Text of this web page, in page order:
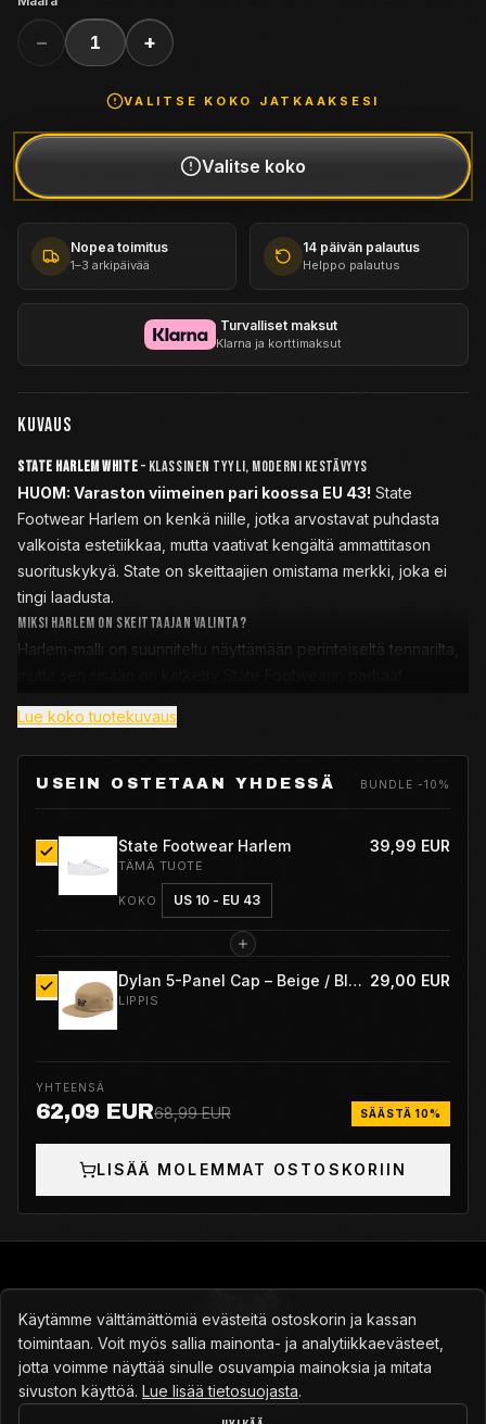
− 1 +
VALITSE KOKO JATKAAKSESI
Valitse koko
Nopea toimitus
1–3 arkipäivää
14 päivän palautus
Helppo palautus
Turvalliset maksut
Klarna ja korttimaksut
KUVAUS
State Harlem White– Klassinen tyyli, moderni kestävyys
HUOM: Varaston viimeinen pari koossa EU 43! State
Footwear Harlem on kenkä niille, jotka arvostavat puhdasta
valkoista estetiikkaa, mutta vaativat kengältä ammattitason
suorituskykyä. State on skeittaajien omistama merkki, joka ei
tingi laadusta.
Miksi Harlem on skeittaajan valinta?
Harlem-malli on suunniteltu näyttämään perinteiseltä tennarilta,
Duraflick™-suojaus:
huomaamaton kumikerros. Vaikka pinta kuluisi, Duraflick
pitää kengän kasassa ja sukat ehjinä.
Double Wrap -pohja:Pohjan kumi on kääritty kahdesti,
perus-vulkkarit.
Huippuluokan vaimennus:Toisin kuin halvoissa kengissä,
Harlemissa on aito PU-pohjallinen
vaan suojaa kantapäitäsi sessioista toiseen.
HT Drag™ -pohja:Ulkopohjan kumi on vahvistettu eniten
kuluvista kohdista, joten pito säilyy pidempään.
Lue koko tuotekuvaus
USEIN OSTETAAN YHDESSÄ BUNDLE -10%
State Footwear Harlem
TÄMÄ TUOTE
KOKO US 10 - EU 43
39,99 EUR
Dylan 5-Panel Cap – Beige / Black
LIPPIS
29,00 EUR
YHTEENSÄ
62,09 EUR68,99 EUR SÄÄSTÄ 10%
LISÄÄ MOLEMMAT OSTOSKORIIN
Turkulainen skeittikauppa vuodesta 2014
info@skeittikauppa.com·Niko 045 152 3575
Y-tunnus: 2597801-3
Käytämme välttämättömiä evästeitä ostoskorin ja kassan
toimintaan. Voit myös sallia mainonta- ja analytiikkaevästeet,
jotta voimme näyttää sinulle osuvampia mainoksia ja mitata
sivuston käyttöä. Lue lisää tietosuojasta.